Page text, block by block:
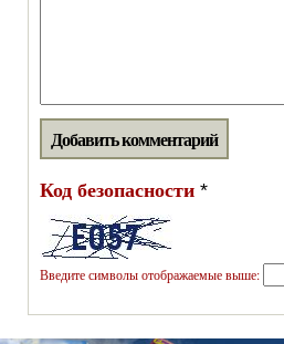
Код безопасности *
Введите символы отображаемые выше: